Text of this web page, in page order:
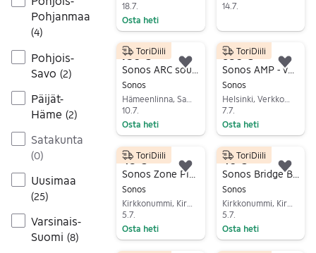
Pohjanmaa
(4)
Pohjois-
Savo (2)
Päijät-
Häme (2)
Satakunta
(0)
Uusimaa
(25)
Varsinais-
Suomi (8)
18.7.
Osta heti
14.7.
750 €
Sonos
10.7.
Osta heti
ToriDiili
Lisää suosikiksi.
680 €
Sonos AMP - vahvistin
Sonos
Helsinki, Verkkosaari, Uusimaa
7.7.
Osta heti
ToriDiili
48 €
Sonos
5.7.
Osta heti
ToriDiili
Lisää suosikiksi.
40 €
Sonos Bridge BR100
Sonos
Kirkkonummi, Kirkkonummi Keskus, Uusimaa
5.7.
Osta heti
ToriDiili